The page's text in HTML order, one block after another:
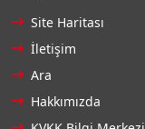
Site Haritası
İletişim
Ara
Hakkımızda